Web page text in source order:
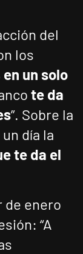
del
los
un solo
te da
”. Sobre la
día la
te da el
de enero
“A